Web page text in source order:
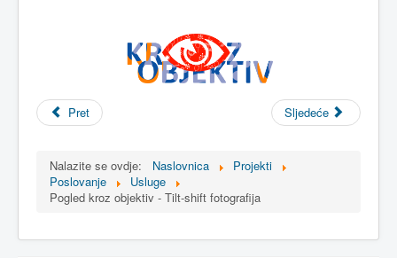
Pret Sljedeće
Nalazite se ovdje: Naslovnica
Projekti
Poslovanje
Usluge
Pogled kroz objektiv - Tilt-shift fotografija